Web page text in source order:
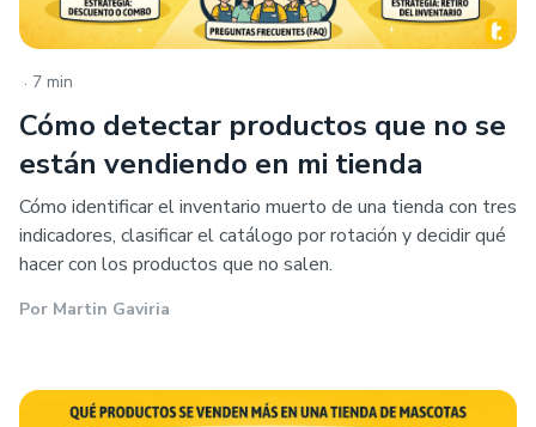
. 7 min
Cómo detectar productos que no se
están vendiendo en mi tienda
Cómo identificar el inventario muerto de una tienda con tres
indicadores, clasificar el catálogo por rotación y decidir qué
hacer con los productos que no salen.
Por Martin Gaviria